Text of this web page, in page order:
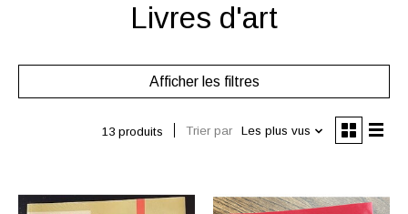
Livres d'art
Afficher les filtres
13 produits Trier par Les plus vus